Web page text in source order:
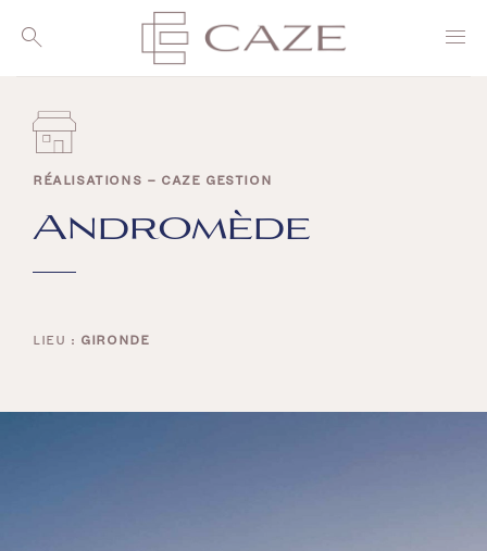
contenu
RÉALISATIONS – CAZE GESTION
Andromède
LIEU : GIRONDE